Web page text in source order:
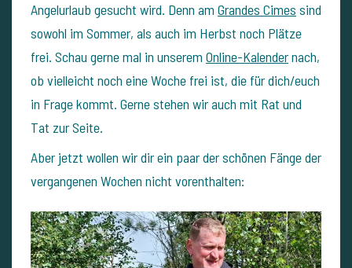
Angelurlaub gesucht wird. Denn am Grandes Cimes sind
sowohl im Sommer, als auch im Herbst noch Plätze
frei. Schau gerne mal in unserem Online-Kalendernach,
ob vielleicht noch eine Woche frei ist, die für dich/euch
in Frage kommt. Gerne stehen wir auch mit Rat und
Tat zur Seite.
Aber jetzt wollen wir dir ein paar der schönen Fänge der
vergangenen Wochen nicht vorenthalten: